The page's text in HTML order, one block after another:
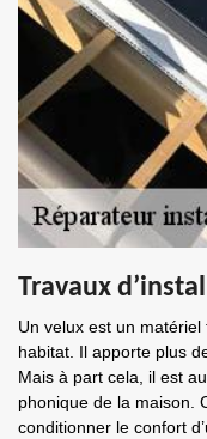
Travaux
Un velux est un matériel
habitat. Il apporte plus
Mais à part cela, il est
phonique de la maison.
conditionner le confort